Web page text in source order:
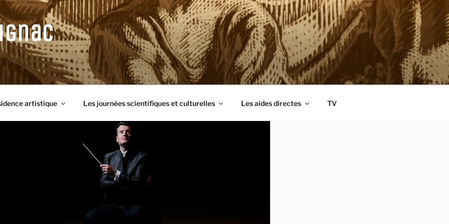
artistique Les journées scientifiques et culturelles Les aides directes TV